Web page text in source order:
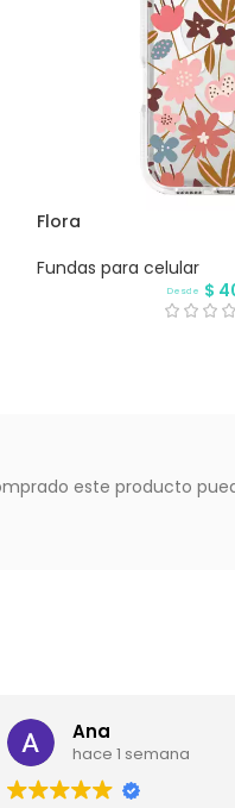
Flora
Fundas para celular
Desde $
este producto
Ana
hace 1 semana